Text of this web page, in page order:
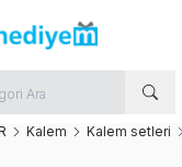
Kalem Kalem setleri